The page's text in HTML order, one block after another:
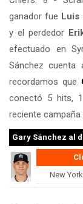
ganador fue Luis
y el perdedor
efectuado en
Sánchez cuenta
recordamos que
conectó 5 hits,
reciente
Gary Sánchez al
New